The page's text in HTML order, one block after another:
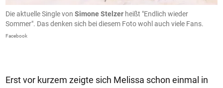
Die aktuelle Single von Simone Stelzer heißt "Endlich wieder
Sommer". Das denken sich bei diesem Foto wohl auch viele Fans.
Facebook
Erst vor kurzem zeigte sich Melissa schon einmal in